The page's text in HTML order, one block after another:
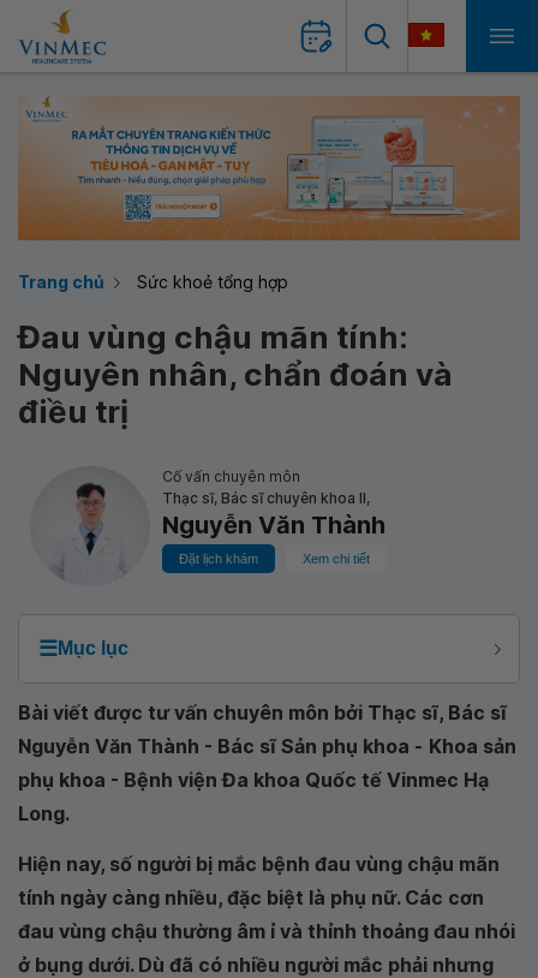
Trang chủ Sức khoẻ tổng hợp
Đau vùng chậu mãn tính:
Nguyên nhân, chẩn đoán và
điều trị
Cố vấn chuyên môn
Thạc sĩ, Bác sĩ chuyên khoa II,
Nguyễn Văn Thành
Đặt lịch khám Xem chi tiết
☰Mục lục
Bài viết được tư vấn chuyên môn bởi Thạc sĩ, Bác sĩ
Nguyễn Văn Thành - Bác sĩ Sản phụ khoa - Khoa sản
phụ khoa - Bệnh viện Đa khoa Quốc tế Vinmec Hạ
Long.
Hiện nay, số người bị mắc bệnh đau vùng chậu mãn
tính ngày càng nhiều, đặc biệt là phụ nữ. Các cơn
đau vùng chậu thường âm ỉ và thỉnh thoảng đau nhói
ở bụng dưới. Dù đã có nhiều người mắc phải nhưng